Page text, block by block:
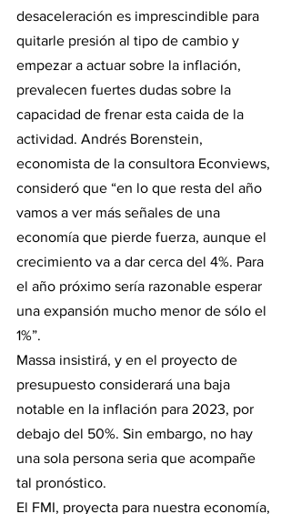
desaceleración es imprescindible para
quitarle presión al tipo de cambio y
empezar a actuar sobre la inflación,
prevalecen fuertes dudas sobre la
capacidad de frenar esta caida de la
actividad. Andrés Borenstein,
economista de la consultora Econviews,
consideró que “en lo que resta del año
vamos a ver más señales de una
economía que pierde fuerza, aunque el
crecimiento va a dar cerca del 4%. Para
el año próximo sería razonable esperar
una expansión mucho menor de sólo el
1%”.
Massa insistirá, y en el proyecto de
presupuesto considerará una baja
notable en la inflación para 2023, por
debajo del 50%. Sin embargo, no hay
una sola persona seria que acompañe
tal pronóstico.
El FMI, proyecta para nuestra economía,